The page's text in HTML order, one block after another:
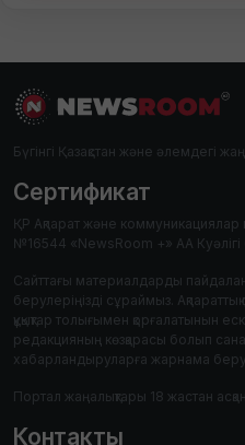
Бүгінгі Қазақстан және әлемдегі
Сертификат
ҚР Ақпарат және коммуникациялар
№16544 «NewsRoom +» АА Куәлігі
Сайттағы материалдарды
берулеріңізді сұраймыз.
құқықтар толығымен қорғалатынын
редакцияның көзқарасы болып
хабарландыруларға жарнама
Портал жаңалықтары 18 жастан
Контакты